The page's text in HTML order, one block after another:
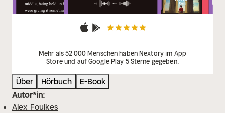
Mehr als 52 000 Menschen haben Nextory im App
Store und auf Google Play 5 Sterne gegeben.
Über Hörbuch
E-Book
Autor*in:
Alex Foulkes